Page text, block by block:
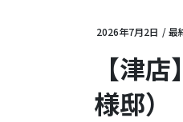
2026年7月2日 / 最
【津
様邸）